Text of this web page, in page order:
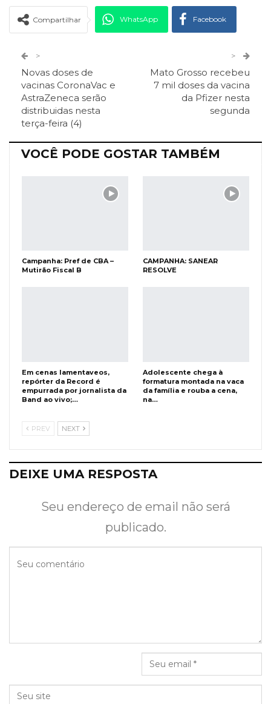
Compartilhar WhatsApp Facebook
ReddIt Pinterest Telegram
Facebook Messenger O email
>
Novas doses de
vacinas CoronaVac e
AstraZeneca serão
distribuidas nesta
terça-feira (4)
>
Mato Grosso recebeu
7 mil doses da vacina
da Pfizer nesta
segunda
VOCÊ PODE GOSTAR TAMBÉM
Campanha: Pref de CBA –
Mutirão Fiscal B
CAMPANHA: SANEAR
RESOLVE
Em cenas lamentaveos,
repórter da Record é
empurrada por jornalista da
Band ao vivo;…
Adolescente chega à
formatura montada na vaca
da família e rouba a cena,
na…
PREV NEXT
DEIXE UMA RESPOSTA
Seu endereço de email não será
publicado.